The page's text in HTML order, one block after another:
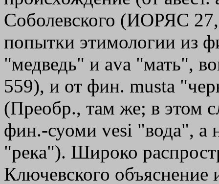
Соболевского (ИОРЯС
попытки этимологии из
"медведь" и аvа "мать",
559), и от фин. mustа
(Преобр., там же; в этом
фин.-суоми vesi "вода", а
"река"). Широко
Ключевского объяснение